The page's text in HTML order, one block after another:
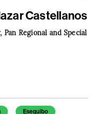
Castellanos
Pan Regional and Special
Esequibo